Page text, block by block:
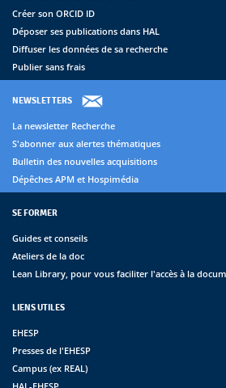
Créer son ORCID ID
Déposer ses publications dans HAL
Diffuser les données de sa recherche
Publier sans frais
NEWSLETTERS
La newsletter Recherche
S'abonner aux alertes thématiques
Bulletin des nouvelles acquisitions
Dépêches APM et Hospimédia
SE FORMER
Guides et conseils
Ateliers de la doc
Lean Library, pour vous faciliter l'accès à la
LIENS UTILES
EHESP
Presses de l'EHESP
Campus (ex REAL)